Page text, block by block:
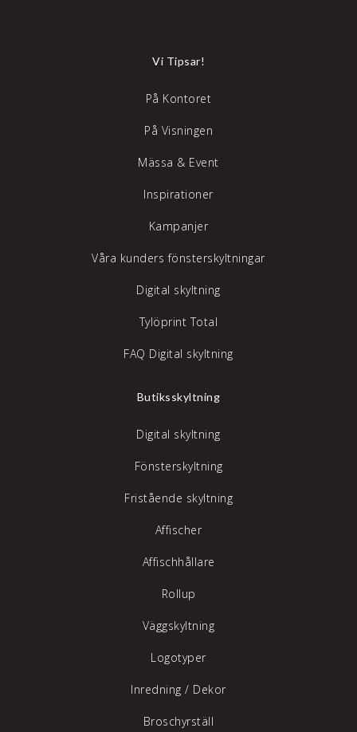
Vi Tipsar!
På Kontoret
På Visningen
Mässa & Event
Inspirationer
Kampanjer
Våra kunders fönsterskyltningar
Digital skyltning
Tylöprint Total
FAQ Digital skyltning
Butiksskyltning
Digital skyltning
Fönsterskyltning
Fristående skyltning
Affischer
Affischhållare
Rollup
Väggskyltning
Logotyper
Inredning / Dekor
Broschyrställ